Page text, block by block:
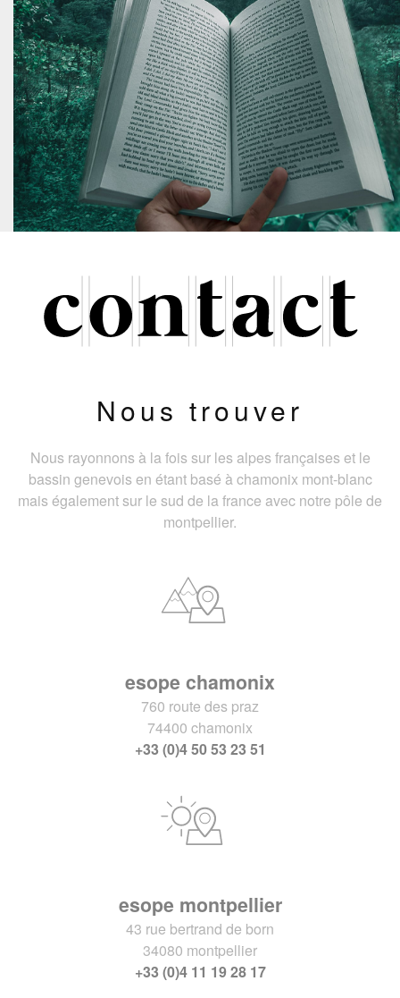
Nous trouver
Nous rayonnons à la fois sur les alpes françaises et le
bassin genevois en étant basé à chamonix mont-blanc
mais également sur le sud de la france avec notre pôle de
montpellier.
esope chamonix
760 route des praz
74400 chamonix
+33 (0)4 50 53 23 51
esope montpellier
43 rue bertrand de born
34080 montpellier
+33 (0)4 11 19 28 17